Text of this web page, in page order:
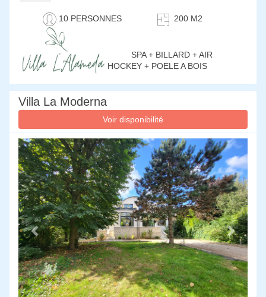
10 PERSONNES 200 M2
SPA + BILLARD + AIR
HOCKEY + POELE A BOIS
Villa La Moderna
Voir disponibilité
Previous Next